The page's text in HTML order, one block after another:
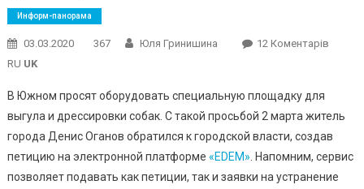
Информ-панорама
03.03.2020 367 Юля Гринишина 12 КоментарівДо
Для
Выгула
RU UK
В Южном просят оборудовать специальную площадку для
выгула и дрессировки собак. С такой просьбой 2 марта житель
города Денис Оганов обратился к городской власти, создав
петицию на электронной платформе «EDEM» . Напомним, сервис
позволяет подавать как петиции, так и заявки на устранение